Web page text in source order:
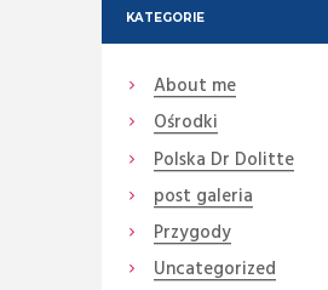
KATEGORIE
About me
Ośrodki
Polska Dr Dolitte
post galeria
Przygody
Uncategorized